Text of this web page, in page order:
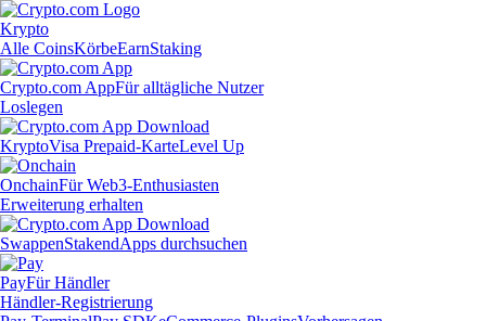
Krypto
Alle CoinsKörbeEarnStaking
Crypto.com AppFür alltägliche Nutzer
Loslegen
KryptoVisa Prepaid-KarteLevel Up
OnchainFür Web3-Enthusiasten
Erweiterung erhalten
SwappenStakendApps durchsuchen
PayFür Händler
Händler-Registrierung